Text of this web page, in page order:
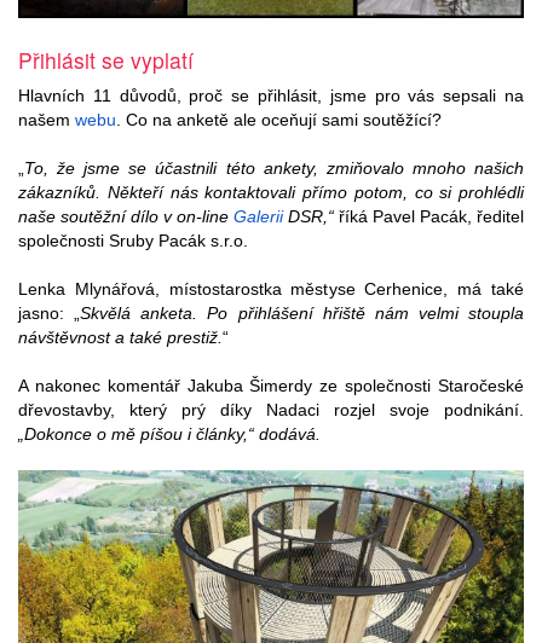
Přihlásit se vyplatí
Hlavních 11 důvodů, proč se přihlásit, jsme pro vás sepsali na
našem webu . Co na anketě ale oceňují sami soutěžící?
To, že jsme se účastnili této ankety, zmiňovalo mnoho našich
zákazníků. Někteří nás kontaktovali přímo potom, co si prohlédli
naše soutěžní dílo v on-line GaleriiDSR,“ říká Pavel Pacák, ředitel
společnosti Sruby Pacák s.r.o.
Lenka Mlynářová, místostarostka městyse Cerhenice, má také
jasno: „Skvělá anketa. Po přihlášení hřiště nám velmi stoupla
návštěvnost a také prestiž. “
A nakonec komentář Jakuba Šimerdy ze společnosti Staročeské
dřevostavby, který prý díky Nadaci rozjel svoje podnikání.
„Dokonce o mě píšou i články,“ dodává.